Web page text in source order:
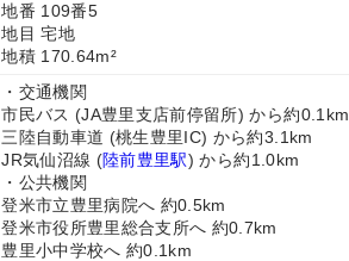
地番 109番5
地目 宅地
地積 170.64m²
・交通機関
市民バス (JA豊里支店前停留所) から約0.1km
三陸自動車道 (桃生豊里IC) から約3.1km
JR気仙沼線 (陸前豊里駅) から約1.0km
・公共機関
登米市立豊里病院へ 約0.5km
登米市役所豊里総合支所へ 約0.7km
豊里小中学校へ 約0.1km